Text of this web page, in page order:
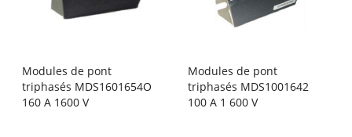
Modules de pont
triphasés MDS1601654O
160 A 1600 V
Modules de pont
triphasés MDS1001642
100 A 1 600 V